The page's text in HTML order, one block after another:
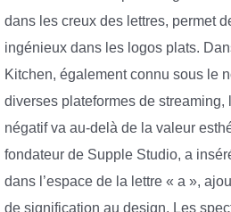
dans les creux des lettres, permet
ingénieux dans les logos plats.
Kitchen, également connu sous le
diverses plateformes de streaming,
négatif va au-delà de la valeur
fondateur de Supple Studio, a
dans l’espace de la lettre « a »,
de signification au design. Les